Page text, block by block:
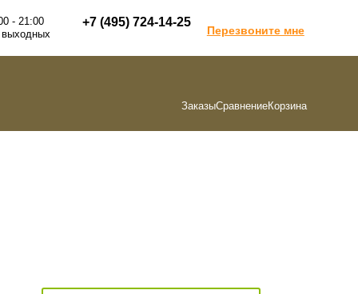
- 21:00
выходных
+7 (495) 724-14-25
Перезвоните мне
ЗаказыСравнениеКорзина